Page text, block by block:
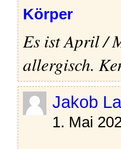
Körper
Es ist April /
allergisch.
Jakob
1. Mai